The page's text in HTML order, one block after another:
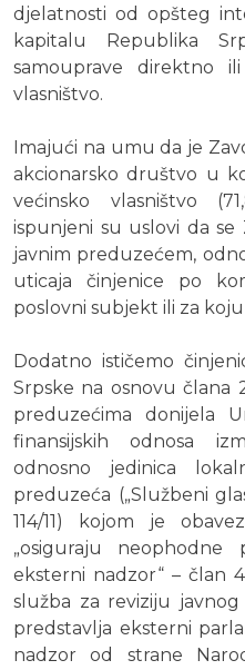
djelatnosti od opšteg
kapitalu Republika
samouprave direktno
vlasništvo.
Imajući na umu da je
akcionarsko društvo u
većinsko vlasništvo
ispunjeni su uslovi da se
javnim preduzećem,
uticaja činjenice po
poslovni subjekt ili za
Dodatno ističemo
Srpske na osnovu člana
preduzećima donijela
finansijskih odnosa
odnosno jedinica
preduzeća („Službeni
114/11) kojom je
„osiguraju neophodne
eksterni nadzor“ – član
služba za reviziju
predstavlja eksterni
nadzor od strane